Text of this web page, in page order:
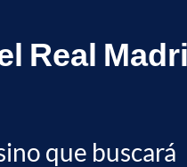
Real
que buscará